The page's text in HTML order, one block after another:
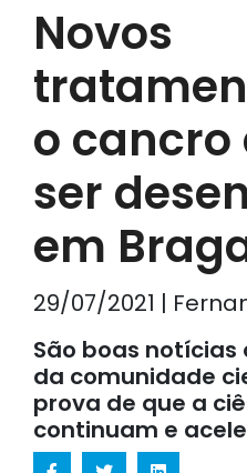
Novos
o cancro
ser
em
29/07/2021 |
São boas
da comunidade
prova de que a
continuam e